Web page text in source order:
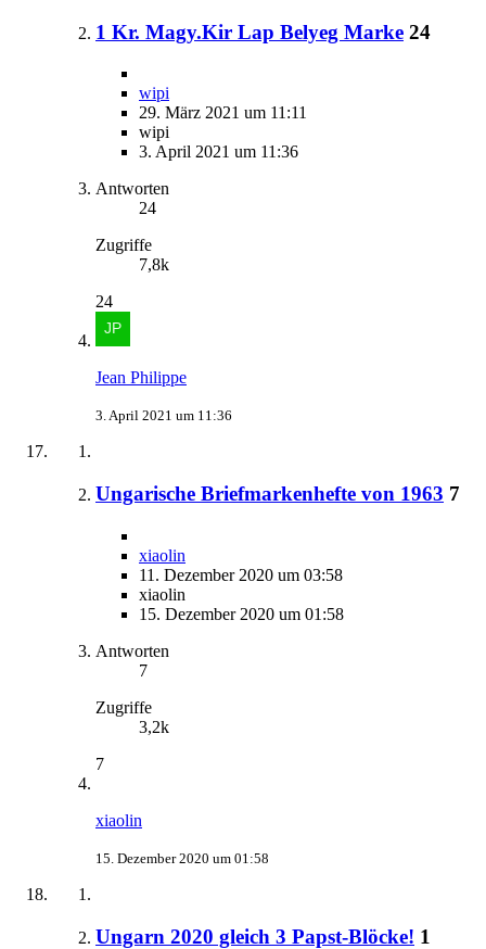
1 Kr. Magy.Kir Lap Belyeg Marke 24
wipi
29. März 2021 um 11:11
wipi
3. April 2021 um 11:36
Antworten
24
Zugriffe
7,8k
24
Jean Philippe
3. April 2021 um 11:36
Ungarische Briefmarkenhefte von 1963 7
xiaolin
11. Dezember 2020 um 03:58
xiaolin
15. Dezember 2020 um 01:58
Antworten
7
Zugriffe
3,2k
7
xiaolin
15. Dezember 2020 um 01:58
Ungarn 2020 gleich 3 Papst-Blöcke! 1